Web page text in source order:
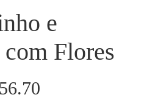
e
Flores